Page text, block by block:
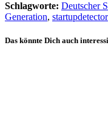
Schlagworte: Deutscher
Generation, startupdetector
Das könnte Dich auch